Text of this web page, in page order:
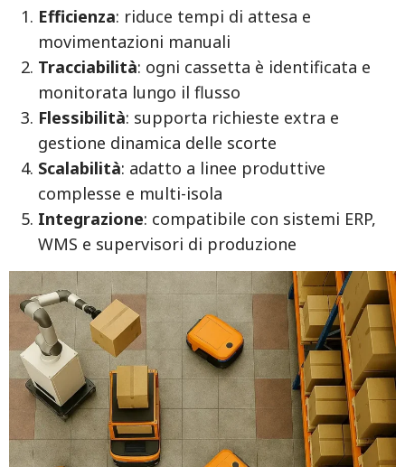
Efficienza: riduce tempi di attesa e
movimentazioni manuali
Tracciabilità: ogni cassetta è identificata e
monitorata lungo il flusso
Flessibilità: supporta richieste extra e
gestione dinamica delle scorte
Scalabilità: adatto a linee produttive
complesse e multi-isola
Integrazione: compatibile con sistemi ERP,
WMS e supervisori di produzione